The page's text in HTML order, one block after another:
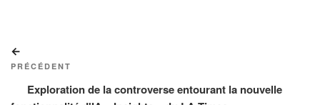
de
l’article
précédent
PRÉCÉDENT
Exploration de la controverse entourant la nouvelle